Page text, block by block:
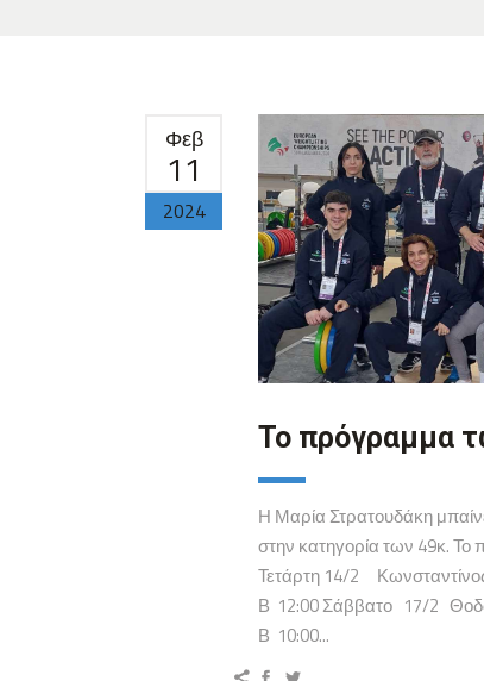
Φεβ
11
2024
To πρόγραμμα
Η Μαρία Στρατουδάκη
στην κατηγορία των 49κ.
Τετάρτη 14/2
Β 12:00 Σάββατο 17/2
Β 10:00...